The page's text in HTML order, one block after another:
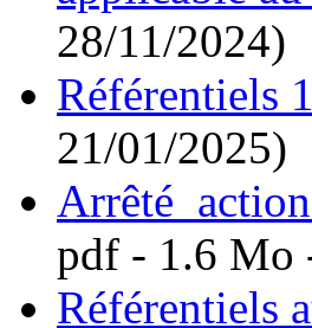
28/11/2024)
Référentiels
21/01/2025)
pdf - 1.6 Mo
Référentiels